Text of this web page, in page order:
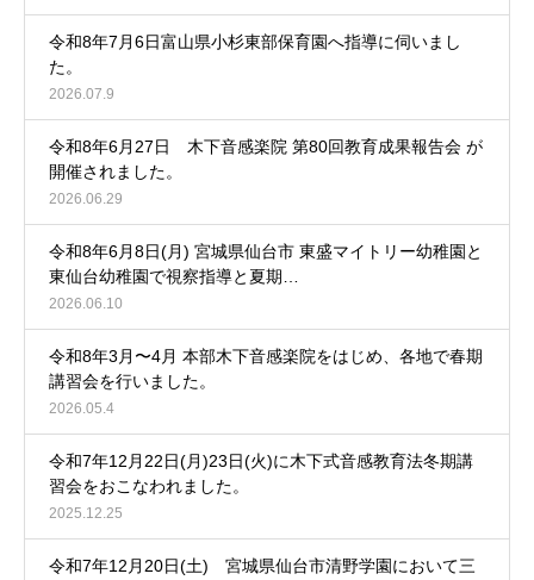
令和8年7月6日富山県小杉東部保育園へ指導に伺いまし
た。
2026.07.9
令和8年6月27日 木下音感楽院 第80回教育成果報告会 が
開催されました。
2026.06.29
令和8年6月8日(月) 宮城県仙台市 東盛マイトリー幼稚園と
東仙台幼稚園で視察指導と夏期…
2026.06.10
令和8年3月〜4月 本部木下音感楽院をはじめ、各地で春期
講習会を行いました。
2026.05.4
令和7年12月22日(月)23日(火)に木下式音感教育法冬期講
習会をおこなわれました。
2025.12.25
令和7年12月20日(土) 宮城県仙台市清野学園において三